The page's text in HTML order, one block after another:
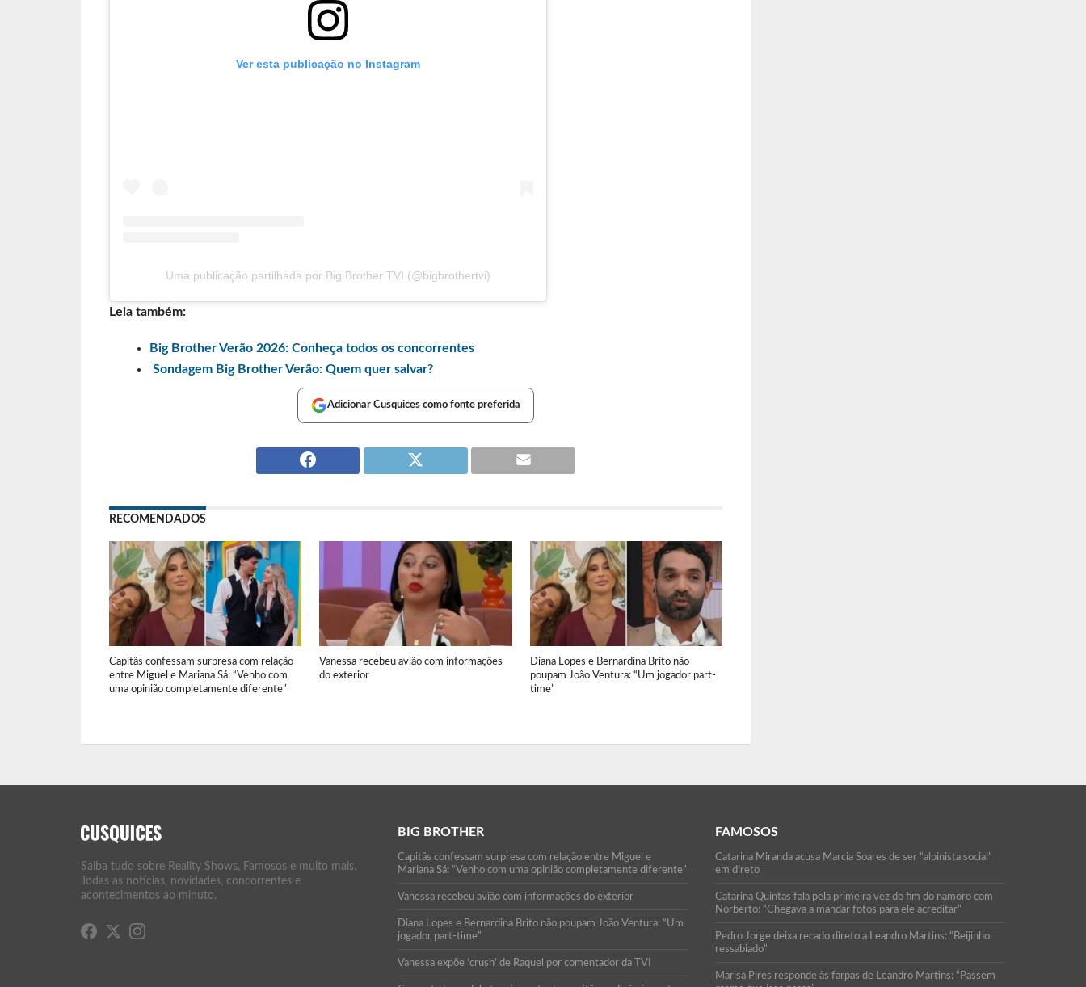
Ver esta publicação no Instagram
Uma publicação partilhada por Big Brother TVI (@bigbrothertvi)
Leia também:
Big Brother Verão 2026: Conheça todos os concorrentes
Sondagem Big Brother Verão: Quem quer salvar?
Adicionar Cusquices como fonte preferida
RECOMENDADOS
Capitãs confessam surpresa com relação
entre Miguel e Mariana Sá: “Venho com
uma opinião completamente diferente”
Vanessa recebeu avião com informações
do exterior
Diana Lopes e Bernardina Brito não
poupam João Ventura: “Um jogador part-
time”
Saiba tudo sobre Reality Shows, Famosos e muito mais.
Todas as notícias, novidades, concorrentes e
acontecimentos ao minuto.
BIG BROTHER
Capitãs confessam surpresa com relação entre Miguel e
Mariana Sá: “Venho com uma opinião completamente diferente”
Vanessa recebeu avião com informações do exterior
Diana Lopes e Bernardina Brito não poupam João Ventura: “Um
jogador part-time”
Vanessa expõe ‘crush’ de Raquel por comentador da TVI
FAMOSOS
Catarina Miranda acusa Marcia Soares de ser “alpinista social”
em direto
Catarina Quintas fala pela primeira vez do fim do namoro com
Norberto: “Chegava a mandar fotos para ele acreditar”
Pedro Jorge deixa recado direto a Leandro Martins: “Beijinho
ressabiado”
Marisa Pires responde às farpas de Leandro Martins: “Passem